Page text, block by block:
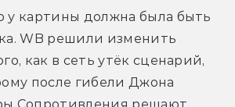
у картины должна была быть
WB решили изменить
как в сеть утёк сценарий,
после гибели Джона
Сопротивления решают